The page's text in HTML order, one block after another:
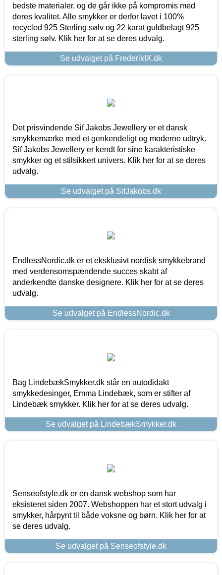
bedste materialer, og de går ikke på kompromis med
deres kvalitet. Alle smykker er derfor lavet i 100%
recycled 925 Sterling sølv og 22 karat guldbelagt 925
sterling sølv. Klik her for at se deres udvalg.
Se udvalget på FrederikIX.dk
Det prisvindende Sif Jakobs Jewellery er et dansk
smykkemærke med et genkendeligt og moderne udtryk.
Sif Jakobs Jewellery er kendt for sine karakteristiske
smykker og et stilsikkert univers. Klik her for at se deres
udvalg.
Se udvalget på SifJakobs.dk
EndlessNordic.dk er et eksklusivt nordisk smykkebrand
med verdensomspændende succes skabt af
anderkendte danske designere. Klik her for at se deres
udvalg.
Se udvalget på EndlessNordic.dk
Bag LindebækSmykker.dk står en autodidakt
smykkedesinger, Emma Lindebæk, som er stifter af
Lindebæk smykker. Klik her for at se deres udvalg.
Se udvalget på LindebækSmykker.dk
Senseofstyle.dk er en dansk webshop som har
eksisteret siden 2007. Webshoppen har et stort udvalg i
smykker, hårpynt til både voksne og børn. Klik her for at
se deres udvalg.
Se udvalget på Senseofstyle.dk